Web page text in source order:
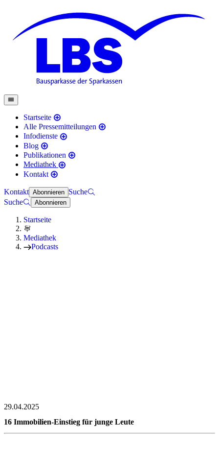
Startseite
Alle Pressemitteilungen
Infodienste
Blog
Publikationen
Mediathek
Kontakt
Kontakt Abonnieren Suche
Suche
Abonnieren
Startseite
Mediathek
Podcasts
29.04.2025
16 Immobilien-Einstieg für junge Leute